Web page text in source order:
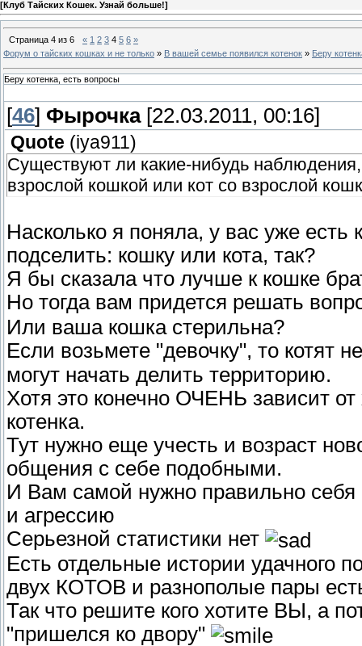
[Клуб Тайских Кошек. Узнай больше!]
Страница 4 из 6 « 1 2 3 4 5 6 »
Форум о тайских кошках и не только » В вашей семье появился котенок » Беру
Беру котенка, есть вопросы
[46] Фырочка[22.03.2011, 00:16]
Quote (iya911)
Существуют ли какие-нибудь
взрослой кошкой или кот со взрослой
Насколько я поняла, у вас уже
подселить: кошку или кота, так?
Я бы сказала что лучше к кошке
Но тогда вам придется решать
Или ваша кошка стерильна?
Если возьмете "девочку", то котят
могут начать делить территорию.
Хотя это конечно ОЧЕНЬ зависит
котенка.
Тут нужно еще учесть и возраст
общения с себе подобными.
И Вам самой нужно правильно себя
и агрессию
Серьезной статистики нет
Есть отдельные истории удачного
двух КОТОВ и разнополые пары
Так что решите кого хотите ВЫ, а
"пришелся ко двору"